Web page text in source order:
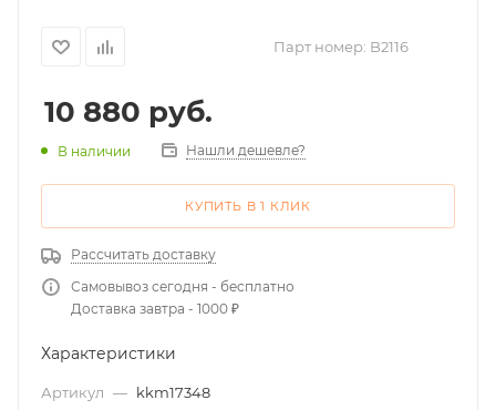
Парт номер: B2116
10 880 руб.
В наличии Нашли дешевле?
КУПИТЬ В 1 КЛИК
Рассчитать доставку
Самовывоз сегодня - бесплатно
Доставка завтра - 1000 ₽
Характеристики
Артикул — kkm17348